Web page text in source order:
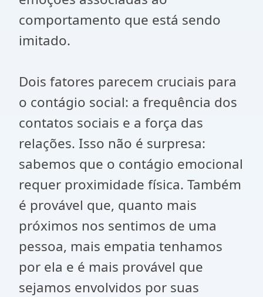
comportamento que está sendo
imitado.
Dois fatores parecem cruciais para
o contágio social: a frequência dos
contatos sociais e a força das
relações. Isso não é surpresa:
sabemos que o contágio emocional
requer proximidade física. Também
é provável que, quanto mais
próximos nos sentimos de uma
pessoa, mais empatia tenhamos
por ela e é mais provável que
sejamos envolvidos por suas